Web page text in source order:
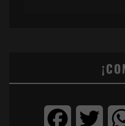
Facebook